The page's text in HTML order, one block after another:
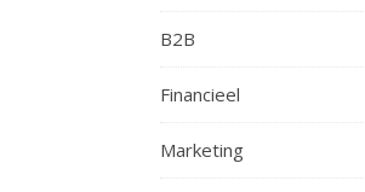
B2B
Financieel
Marketing